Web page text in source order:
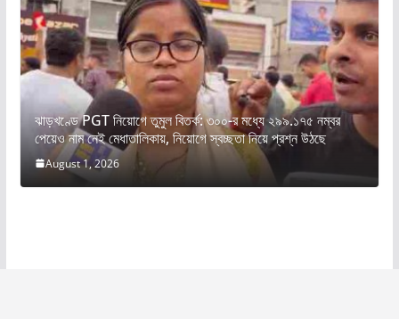
ঝাড়খণ্ডে PGT নিয়োগে তুমুল বিতর্ক: ৩০০-র মধ্যে ২৯৯.১৭৫ নম্বর
পেয়েও নাম নেই মেধাতালিকায়, নিয়োগে স্বচ্ছতা নিয়ে প্রশ্ন উঠছে
August 1, 2026